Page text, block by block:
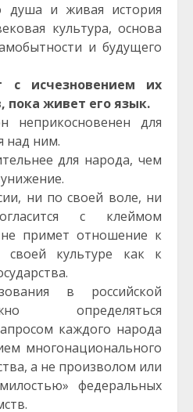
душа и живая история
культура, основа
и будущего
с исчезновением их
пока живет его язык.
для
над ним.
для народа, чем
ни по своей воле, ни
с клеймом
не примет отношение к
культуре как к
в российской
определяться
каждого народа
многонационального
а не произволом или
федеральных